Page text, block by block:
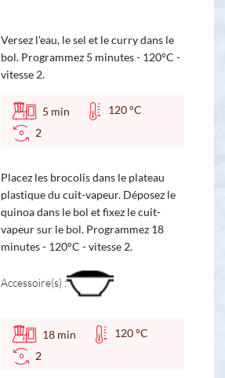
Versez l'eau, le sel et le curry dans le
bol. Programmez 5 minutes - 120°C -
vitesse 2.
5 min
120 °C
2
Placez les brocolis dans le plateau
plastique du cuit-vapeur. Déposez le
quinoa dans le bol et fixez le cuit-
vapeur sur le bol. Programmez 18
minutes - 120°C - vitesse 2.
Accessoire(s) :
18 min
120 °C
2